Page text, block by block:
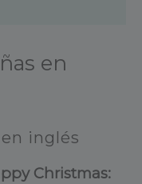
en
inglés
Christmas: